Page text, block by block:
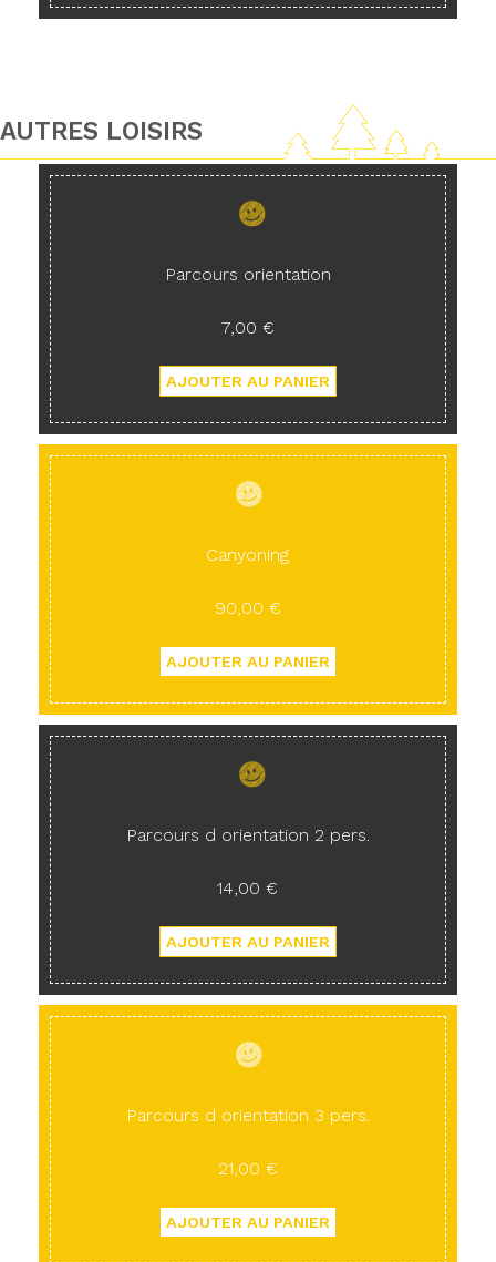
AUTRES LOISIRS
Parcours orientation
7,00 €
Canyoning
90,00 €
Parcours d orientation 2 pers.
14,00 €
Parcours d orientation 3 pers.
21,00 €